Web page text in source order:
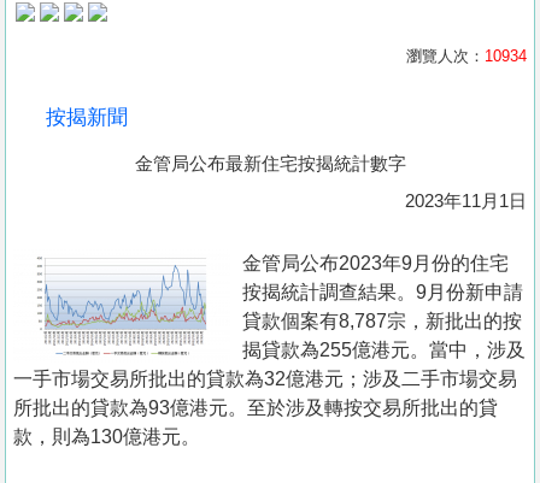
產
置
業
冊
關
瀏覽人次： 10934
按揭新聞
金管局公布最新住宅按揭統計數字
2023年11月1日
金管局公布2023年9月份的住宅
按揭統計調查結果。9月份新申請
貸款個案有8,787宗，新批出的按
揭貸款為255億港元。當中，涉及
一手市場交易所批出的貸款為32億港元；涉及二手市場交易
所批出的貸款為93億港元。至於涉及轉按交易所批出的貸
款，則為130億港元。